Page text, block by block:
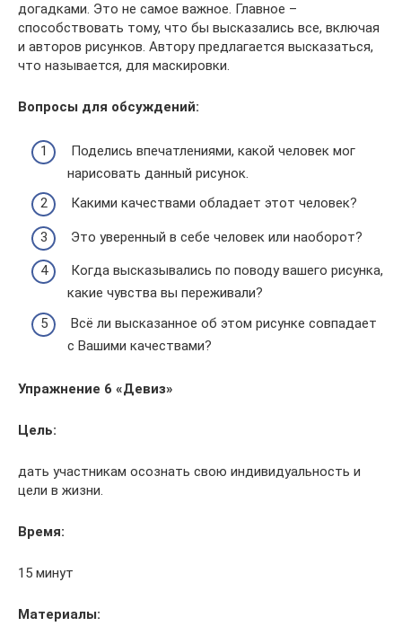
догадками. Это не самое важное. Главное –
способствовать тому, что бы высказались все, включая
и авторов рисунков. Автору предлагается высказаться,
что называется, для маскировки.
Вопросы для обсуждений:
Поделись впечатлениями, какой человек мог
нарисовать данный рисунок.
Какими качествами обладает этот человек?
Это уверенный в себе человек или наоборот?
Когда высказывались по поводу вашего рисунка,
какие чувства вы переживали?
Всё ли высказанное об этом рисунке совпадает
с Вашими качествами?
Упражнение 6 «Девиз»
Цель:
дать участникам осознать свою индивидуальность и
цели в жизни.
Время:
15 минут
Материалы: